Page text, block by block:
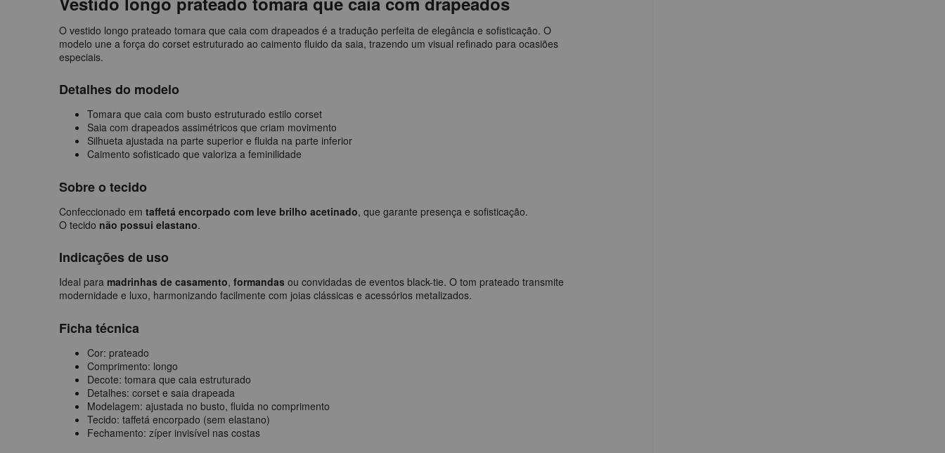
O vestido longo prateado tomara que caia com drapeados é a tradução perfeita de elegância e sofisticação. O
modelo une a força do corset estruturado ao caimento fluido da saia, trazendo um visual refinado para ocasiões
especiais.
Detalhes do modelo
Tomara que caia com busto estruturado estilo corset
Saia com drapeados assimétricos que criam movimento
Silhueta ajustada na parte superior e fluida na parte inferior
Caimento sofisticado que valoriza a feminilidade
Sobre o tecido
Confeccionado em taffetá encorpado com leve brilho acetinado, que garante presença e sofisticação.
O tecido não possui elastano.
Indicações de uso
Ideal para madrinhas de casamento, formandas ou convidadas de eventos black-tie. O tom prateado transmite
modernidade e luxo, harmonizando facilmente com joias clássicas e acessórios metalizados.
Ficha técnica
Cor: prateado
Comprimento: longo
Decote: tomara que caia estruturado
Detalhes: corset e saia drapeada
Modelagem: ajustada no busto, fluida no comprimento
Tecido: taffetá encorpado (sem elastano)
Fechamento: zíper invisível nas costas